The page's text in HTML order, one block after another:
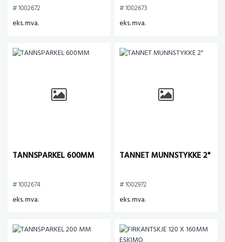
# 1002672
eks. mva.
# 1002673
eks. mva.
TANNSPARKEL 600MM
# 1002674
eks. mva.
TANNET MUNNSTYKKE 2"
# 1002972
eks. mva.